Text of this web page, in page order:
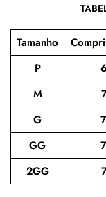
Tamanho
P
M
G
GG
2GG